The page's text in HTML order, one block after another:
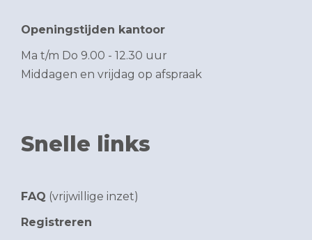
Openingstijden kantoor
Ma t/m Do 9.00 - 12.30 uur
Middagen en vrijdag op afspraak
Snelle links
FAQ (vrijwillige inzet)
Registreren